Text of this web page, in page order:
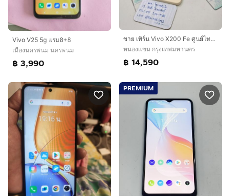
Vivo V25 5g แรม8+8
เมืองนครพนม นครพนม
฿ 3,990
ขาย เทิร์น Vivo X200 Fe ศูนย์ไทย สภาพใหม่เอี่ยม อุปกรณ์ครบยกกล่อง ประกันยาว ถึงปี 70 เพียง 14,590 บาท ครับ
หนองแขม กรุงเทพมหานคร
฿ 14,590
PREMIUM